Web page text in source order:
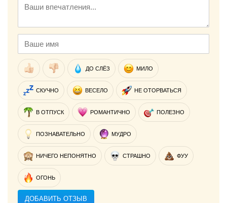
ДО СЛЁЗ МИЛО
СКУЧНО ВЕСЕЛО НЕ ОТОРВАТЬСЯ
В ОТПУСК РОМАНТИЧНО ПОЛЕЗНО
ПОЗНАВАТЕЛЬНО МУДРО
НИЧЕГО НЕПОНЯТНО СТРАШНО ФУУ
ОГОНЬ
ДОБАВИТЬ ОТЗЫВ